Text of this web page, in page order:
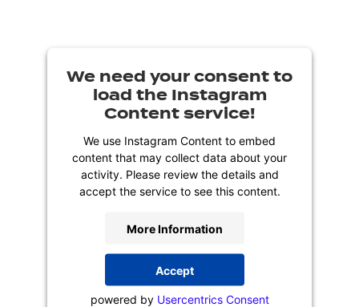
We need your consent to
load the Instagram
Content service!
We use Instagram Content to embed
content that may collect data about your
activity. Please review the details and
accept the service to see this content.
More Information
Accept
powered by Usercentrics Consent